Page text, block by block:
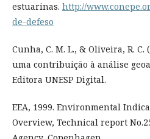
estuarinas. http://
de-defeso
Cunha, C. M. L., & Oliveira, R. C.
uma contribuição à análise
Editora UNESP Digital.
EEA, 1999. Environmental
Overview, Technical report